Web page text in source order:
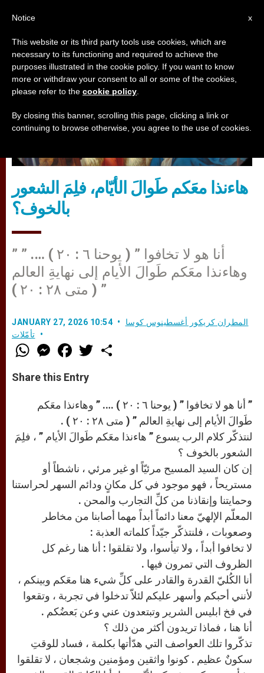
تأمّلات
هاءنذا معَكم طَوالَ الأيّام، فلِمَ الشعور
بالخوف؟
” أنا هو لا تخافوا ” ( يوحنا ٦ : ٢٠ ) …. ”
وهاءنذا معَكم طَوالَ الأيام إلى نهايةِ العالم
” ( متى ٢٨ : ٢٠ )
JANUARY 27, 2026 10:54
المطران كريكور أغسطينوس كوسا
تأمّلات
W
h
t
s
M
e
s
e
g
e
F
a
e
b
o
k
w
r
Share this Entry
” أنا هو لا تخافوا ” ( يوحنا ٦ : ٢٠ ) …. ” وهاءنذا معَكم
طَوالَ الأيام إلى نهايةِ العالم ” ( متى ٢٨ : ٢٠ ) .
لنتذكّر كلام الرب يسوع ” هاءنذا معَكم طَوالَ الأيام ” ، فلِمَ
الشعور بالخوف ؟
إن كان السيد المسيح مرئيّاً او غير مرئي ، ناشطاً أو
مستريحاً ، فهو موجود في كل مكانٍ ودائم السهر لحراستنا
وحمايتنا وإنقاذنا من كلِّ التجارب والمحن .
المعلّم الإلهيّ معنا دائماً أبداً مهما أصابنا من مخاطر
وصعوبات ، فلنتذكّر جيّداً كلماته العذبة :
لا تخافوا أبداً ، ولا تيأسوا، ولا تقلقوا : أنا هنا رغم كل
الظروف التي تمرون فيها .
أنا الكُليّ القدرة والقادر على كلِّ شيء هنا معَكم وبينكم ،
لأنني أحبكم وأسهر عليكم لئلاّ تدخلوا في تجربة ، وتقعوا
في فخ ابليس الشرير وتبتعدون عني وعن بَعضُكم .
أنا هنا ، فماذا تريدون أكثر من ذلك ؟
تذكّروا تلك العواصف التي هدّأتها بكلمة ، فساد للوقتِ
سكونٌ عظيم . كونوا واثقين ومؤمنين وشجعان ، لا تقلقوا
x
Notice
This website or its third party tools use cookies, which are
necessary to its functioning and required to achieve the
purposes illustrated in the cookie policy. If you want to know
more or withdraw your consent to all or some of the cookies,
please refer to the cookie policy
By closing this banner, scrolling this page, clicking a link or
continuing to browse otherwise, you agree to the use of cookies.